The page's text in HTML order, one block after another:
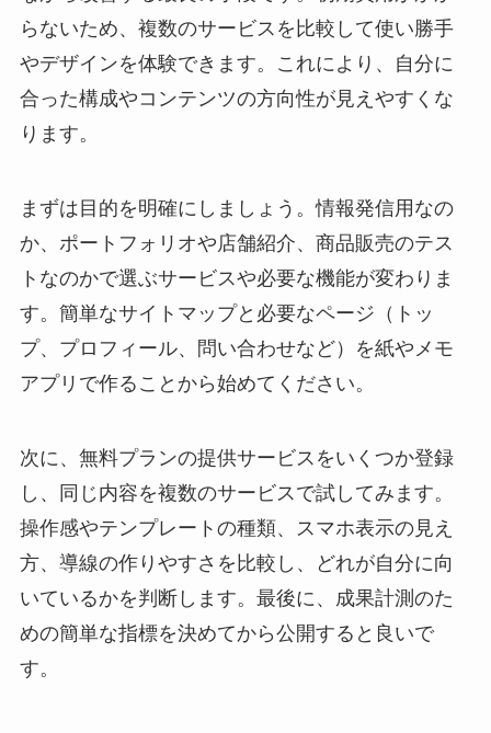
らないため、複数のサービスを比較して使い勝手
やデザインを体験できます。これにより、自分に
合った構成やコンテンツの方向性が見えやすくな
ります。
まずは目的を明確にしましょう。情報発信用なの
か、ポートフォリオや店舗紹介、商品販売のテス
トなのかで選ぶサービスや必要な機能が変わりま
す。簡単なサイトマップと必要なページ（トッ
プ、プロフィール、問い合わせなど）を紙やメモ
アプリで作ることから始めてください。
次に、無料プランの提供サービスをいくつか登録
し、同じ内容を複数のサービスで試してみます。
操作感やテンプレートの種類、スマホ表示の見え
方、導線の作りやすさを比較し、どれが自分に向
いているかを判断します。最後に、成果計測のた
めの簡単な指標を決めてから公開すると良いで
す。